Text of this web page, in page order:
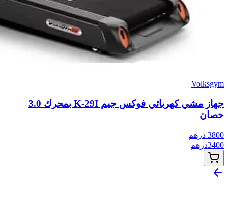
Volksgym
جهاز مشي كهربائي فوكس جيم K-29I بمحرك 3.0
حصان
3800 درهم
3400درهم